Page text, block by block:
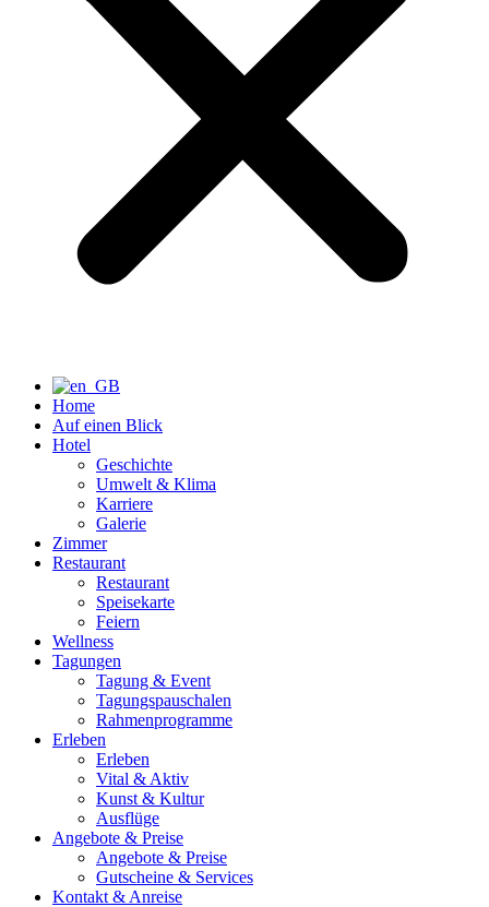
Home
Auf einen Blick
Hotel
Geschichte
Umwelt & Klima
Karriere
Galerie
Zimmer
Restaurant
Restaurant
Speisekarte
Feiern
Wellness
Tagungen
Tagung & Event
Tagungspauschalen
Rahmenprogramme
Erleben
Erleben
Vital & Aktiv
Kunst & Kultur
Ausflüge
Angebote & Preise
Angebote & Preise
Gutscheine & Services
Kontakt & Anreise